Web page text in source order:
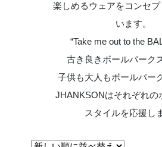
楽しめるウェアをコンセ
います。
“Take me out to the
古き良きボールパーク
子供も大人もボールパー
JHANKSONはそれぞれの
スタイルを応援し